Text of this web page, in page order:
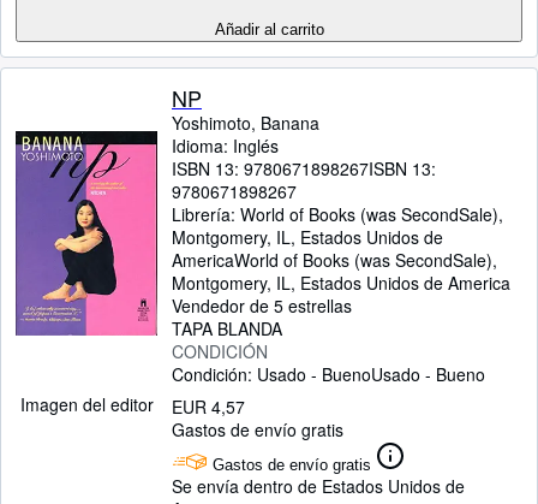
Añadir al carrito
Imagen del editor
NP
Yoshimoto, Banana
Idioma: Inglés
ISBN 13: 9780671898267ISBN 13:
9780671898267
Librería: World of Books (was SecondSale),
Montgomery, IL, Estados Unidos de
AmericaWorld of Books (was SecondSale),
Montgomery, IL, Estados Unidos de America
Vendedor de 5 estrellas
TAPA BLANDA
CONDICIÓN
Condición: Usado - BuenoUsado - Bueno
EUR 4,57
Gastos de envío gratis
Gastos de envío gratis
Se envía dentro de Estados Unidos de